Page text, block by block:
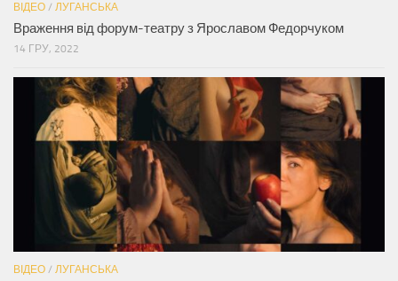
ВІДЕО / ЛУГАНСЬКА
Враження від форум-театру з Ярославом Федорчуком
14 ГРУ, 2022
ВІДЕО / ЛУГАНСЬКА